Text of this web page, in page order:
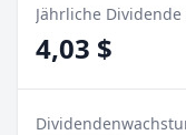
Jährliche Dividende
4,03 $